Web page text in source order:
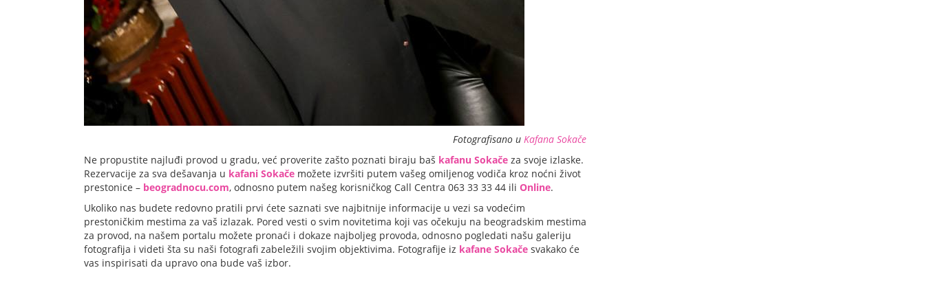
Fotografisano u Kafana Sokače
Ne propustite najluđi provod u gradu, već proverite zašto poznati biraju baš kafanu Sokače za svoje izlaske.
Rezervacije za sva dešavanja u kafani Sokače možete izvršiti putem vašeg omiljenog vodiča kroz noćni život
prestonice – beogradnocu.com, odnosno putem našeg korisničkog Call Centra 063 33 33 44 ili Online.
Ukoliko nas budete redovno pratili prvi ćete saznati sve najbitnije informacije u vezi sa vodećim
prestoničkim mestima za vaš izlazak. Pored vesti o svim novitetima koji vas očekuju na beogradskim mestima
za provod, na našem portalu možete pronaći i dokaze najboljeg provoda, odnosno pogledati našu galeriju
fotografija i videti šta su naši fotografi zabeležili svojim objektivima. Fotografije iz kafane Sokače svakako će
vas inspirisati da upravo ona bude vaš izbor.